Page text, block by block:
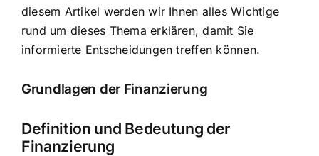
diesem Artikel werden wir Ihnen alles Wichtige
rund um dieses Thema erklären, damit Sie
informierte Entscheidungen treffen können.
Grundlagen der Finanzierung
Definition und Bedeutung der
Finanzierung